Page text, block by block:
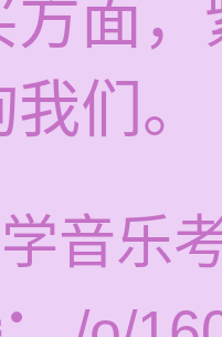
方面
们。
学音乐